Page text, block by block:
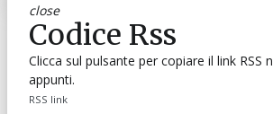
close
Codice Rss
Clicca sul pulsante per copiare il link RSS
appunti.
RSS link